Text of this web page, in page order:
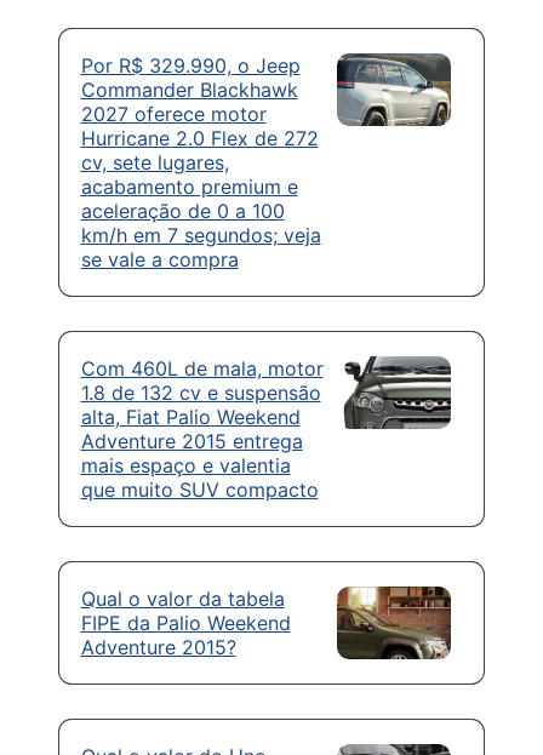
Por R$ 329.990, o Jeep
Commander Blackhawk
2027 oferece motor
Hurricane 2.0 Flex de 272
cv, sete lugares,
acabamento premium e
aceleração de 0 a 100
km/h em 7 segundos; veja
se vale a compra
Com 460L de mala, motor
1.8 de 132 cv e suspensão
alta, Fiat Palio Weekend
Adventure 2015 entrega
mais espaço e valentia
que muito SUV compacto
Qual o valor da tabela
FIPE da Palio Weekend
Adventure 2015?